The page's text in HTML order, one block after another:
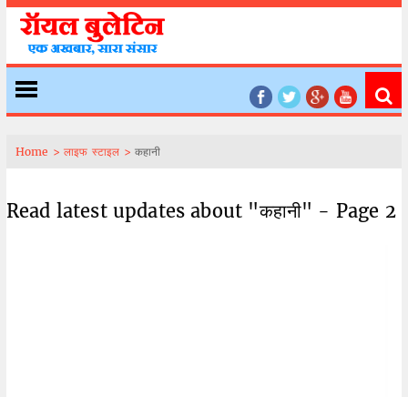
Home > लाइफ स्टाइल > कहानी
Read latest updates about "कहानी" - Page 2